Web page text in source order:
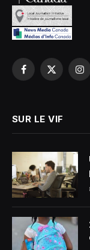
Facebook
X
SUR LE VIF